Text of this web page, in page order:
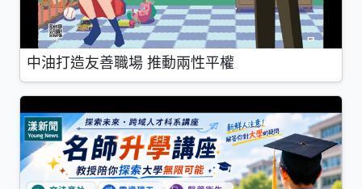
中油打造友善職場 推動兩性平權